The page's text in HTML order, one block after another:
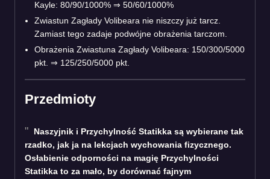
Kayle: 80/90/1000% ⇒ 50/60/1000%
Zwiastun Zagłady Volibeara nie niszczy już tarcz.
Zamiast tego zadaje podwójne obrażenia tarczom.
Obrażenia Zwiastuna Zagłady Volibeara: 150/300/5000
pkt. ⇒ 125/250/5000 pkt.
Przedmioty
Naszyjnik i Przychylność Statikka są wybierane tak
rzadko, jak ja na lekcjach wychowania fizycznego.
Osłabienie odporności na magię Przychylności
Statikka to za mało, by dorównać fajnym